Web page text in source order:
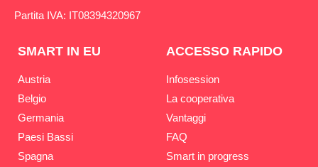
Partita IVA: IT08394320967
SMART IN EU
Austria
Belgio
Germania
Paesi Bassi
Spagna
ACCESSO RAPIDO
Infosession
La cooperativa
Vantaggi
FAQ
Smart in progress